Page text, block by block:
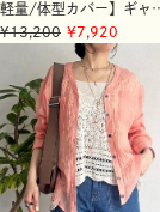
軽量/体型カバー】ギャ
ー切替シアーシャツカー
13,200 7,920